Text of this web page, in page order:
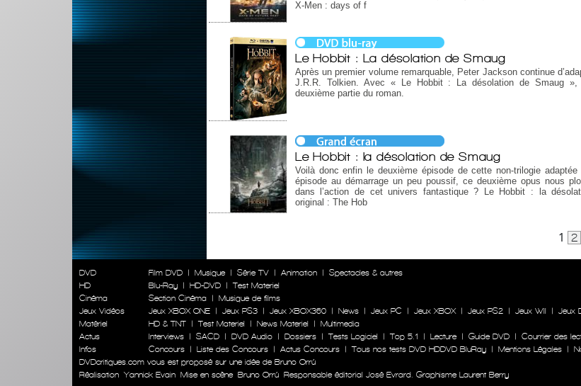
X-Men : days of f
Le Hobbit : La désolation de Smaug
Après un premier volume remarquable, Peter Jackson continue
J.R.R. Tolkien. Avec « Le Hobbit : La désolation de Smaug
deuxième partie du roman.
Le Hobbit : la désolation de Smaug
Voilà donc enfin le deuxième épisode de cette non-trilogie
épisode au démarrage un peu poussif, ce deuxième opus nous
dans l’action de cet univers fantastique ? Le Hobbit : la
original : The Hob
1 2
DVD
HD
Cinéma
Jeux Vidéos
Matériel
Actus
Infos
Film DVD | Musique | Série TV | Animation |
Spectacles & autres
Blu-Ray
| HD-DVD |
Test Materiel
Section Cinéma
|
Musique de films
Jeux XBOX ONE
| Jeux PS3 | Jeux XBOX360 | News | Jeux PC | Jeux XBOX | Jeux PS2 | Jeux WII | Jeux
HD & TNT
| Test Materiel | News Materiel |
Multimedia
Interviews
| SACD | DVD Audio | Dossiers | Tests Logiciel | Top 5.1 | Lecture | Guide DVD | Courrier des
Concours
| Liste des Concours | Actus Concours | Tous nos tests DVD HDDVD BluRay | Mentions Légales |
DVDcritiques.com vous est proposé sur une idée de Bruno Orrú
Réalisation Yannick Evain Mise en scène Bruno Orrú Responsable éditorial José Evrard. Graphisme Laurent Berry